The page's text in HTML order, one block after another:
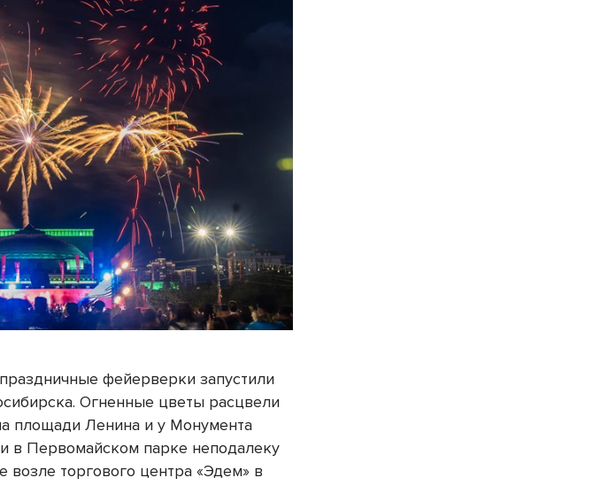
фейерверки запустили
Огненные цветы расцвели
площади Ленина и у Монумента
в Первомайском парке неподалеку
торгового центра «Эдем» в